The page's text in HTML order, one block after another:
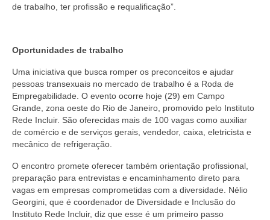
de trabalho, ter profissão e requalificação”.
Oportunidades de trabalho
Uma iniciativa que busca romper os preconceitos e ajudar
pessoas transexuais no mercado de trabalho é a Roda de
Empregabilidade. O evento ocorre hoje (29) em Campo
Grande, zona oeste do Rio de Janeiro, promovido pelo Instituto
Rede Incluir. São oferecidas mais de 100 vagas como auxiliar
de comércio e de serviços gerais, vendedor, caixa, eletricista e
mecânico de refrigeração.
O encontro promete oferecer também orientação profissional,
preparação para entrevistas e encaminhamento direto para
vagas em empresas comprometidas com a diversidade. Nélio
Georgini, que é coordenador de Diversidade e Inclusão do
Instituto Rede Incluir, diz que esse é um primeiro passo